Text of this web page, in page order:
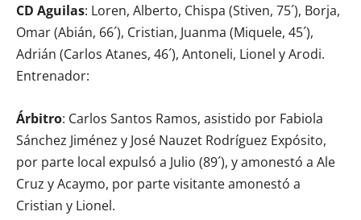
CD Aguilas: Loren, Alberto, Chispa (Stiven, 75´), Borja,
Omar (Abián, 66´), Cristian, Juanma (Miquele, 45´),
Adrián (Carlos Atanes, 46´), Antoneli, Lionel y Arodi.
Entrenador:
Árbitro: Carlos Santos Ramos, asistido por Fabiola
Sánchez Jiménez y José Nauzet Rodríguez Expósito,
por parte local expulsó a Julio (89´), y amonestó a Ale
Cruz y Acaymo, por parte visitante amonestó a
Cristian y Lionel.